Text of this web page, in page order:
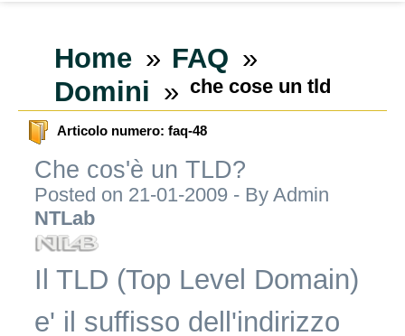
Home
FAQ
Domini
che cose un tld
Articolo numero: faq-48
Che cos'è un TLD?
Posted on 21-01-2009 - ByAdmin
NTLab
Il TLD (Top Level Domain)
e' il suffisso dell'indirizzo